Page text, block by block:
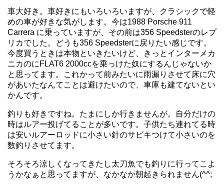
車大好き。車好きにもいろいろいますが、クラシックで軽
めの車が好きな気がします。今は1988 Porsche 911
Carrera に乗っていますが、その前は356 Speedsterのレプ
リカでした。どうも356 Speedsterに戻りたい感じです。
今度買うときは本物といきたいけど、きっとインターメカ
ニカのにFLAT6 2000ccを乗っけた奴にするんじゃないか
と思ってます。これかって前みたいに雨漏りさせて床に穴
があいたなんてことは避けたいので、車庫も建てないとい
かんです。
釣りも好きですね。たまにしか行きませんが。自分だけの
時はルアー投げてることが多いです。子供たち連れてる時
は安いルアーロッドに小さい針のサビキつけて小さいのを
数釣りさせてます。
そろそろ涼しくなってきたし太刀魚でも釣りに行ってこよ
うかなぁと思ってますが、なかなか朝起きられません(^^;